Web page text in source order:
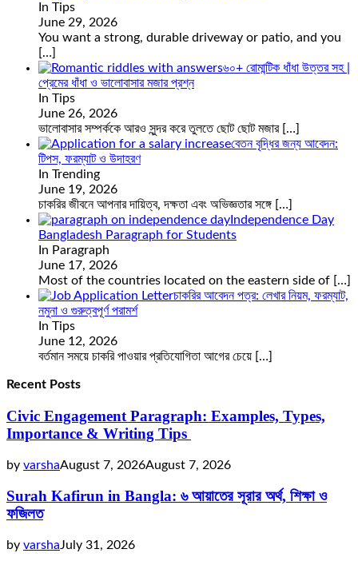
In Tips
June 29, 2026
You want a strong, durable driveway or patio, and you
[…]
৬০+ রোমান্টিক ধাঁধা উত্তর সহ |
প্রেমের ধাঁধা ও ভালোবাসার মজার প্রশ্ন
In Tips
June 26, 2026
ভালোবাসার সম্পর্ককে আরও সুন্দর করে তুলতে ছোট ছোট মজার […]
বেতন বৃদ্ধির জন্য আবেদন:
টিপস, ফরম্যাট ও উদাহরণ
In Trending
June 19, 2026
চাকরির জীবনে আপনার দায়িত্ব, দক্ষতা এবং অভিজ্ঞতার সঙ্গে […]
Independence Day
Bangladesh Paragraph for Students
In Paragraph
June 17, 2026
Most of the countries located on the eastern side of […]
চাকরির আবেদন পত্র: লেখার নিয়ম, ফরম্যাট,
নমুনা ও গুরুত্বপূর্ণ পরামর্শ
In Tips
June 12, 2026
বর্তমান সময়ে চাকরি পাওয়ার প্রতিযোগিতা আগের চেয়ে […]
Recent Posts
Civic Engagement Paragraph: Examples, Types,
Importance & Writing Tips
by varshaAugust 7, 2026August 7, 2026
Surah Kafirun in Bangla: ৬ আয়াতের সূরার অর্থ, শিক্ষা ও
ফজিলত
by varshaJuly 31, 2026